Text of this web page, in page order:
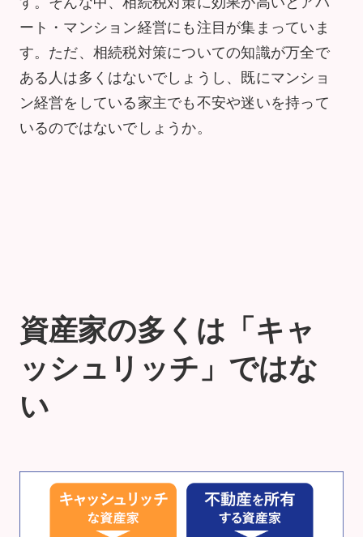
ート・マンション経営にも注目が集まっていま
す。ただ、相続税対策についての知識が万全で
ある人は多くはないでしょうし、既にマンショ
ン経営をしている家主でも不安や迷いを持って
いるのではないでしょうか。
資産家の多くは「キャ
ッシュリッチ」ではな
い